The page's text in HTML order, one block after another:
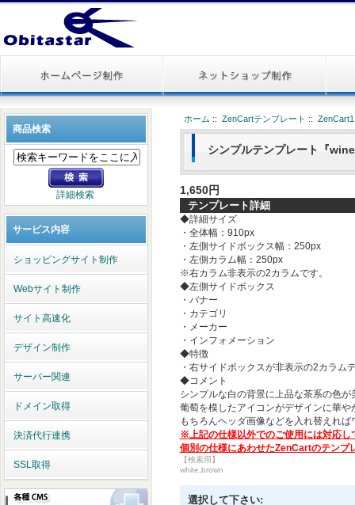
商品検索
詳細検索
サービス内容
ショッピングサイト制作
Webサイト制作
サイト高速化
デザイン制作
サーバー関連
ドメイン取得
決済代行連携
SSL取得
ホーム ::ZenCartテンプレート ::
シンプルテンプレート『
1,650円
テンプレート詳細
◆詳細サイズ
・全体幅：910px
・左側サイドボックス幅：250px
・左側カラム幅：250px
※右カラム非表示の2カラムです。
◆左側サイドボックス
・バナー
・カテゴリ
・メーカー
・インフォメーション
◆特徴
・右サイドボックスが非表示の2カラム
◆コメント
シンプルな白の背景に上品な茶系の色
葡萄を模したアイコンがデザインに華や
もちろんヘッダ画像などを入れ替えれ
※上記の仕様以外でのご使用には対応し
個別の仕様にあわせたZenCartのテンプ
【検索用】
white,brown
選択して下さい: